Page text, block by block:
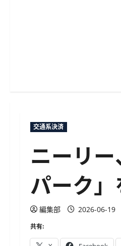
交通系決済
ニーリ
パーク
編集部 2026-06-19
共有: